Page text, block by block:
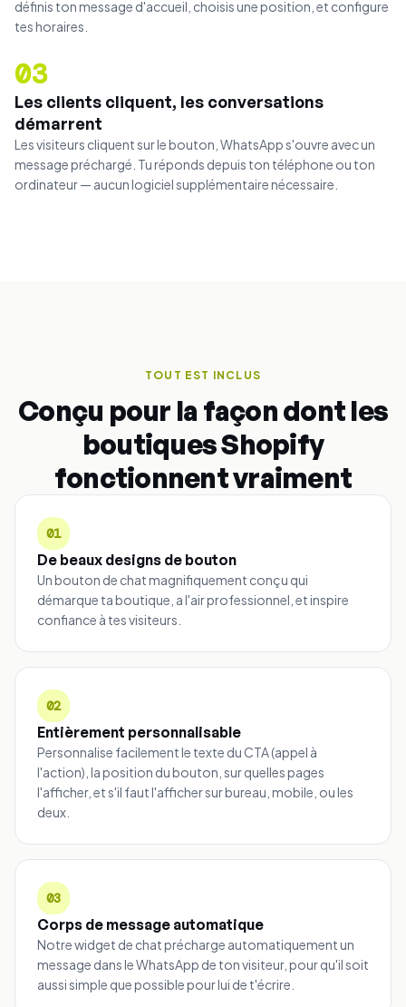
définis ton message d'accueil, choisis une position, et configure
tes horaires.
03
Les clients cliquent, les conversations
démarrent
Les visiteurs cliquent sur le bouton, WhatsApp s'ouvre avec un
message préchargé. Tu réponds depuis ton téléphone ou ton
ordinateur — aucun logiciel supplémentaire nécessaire.
TOUT EST INCLUS
Conçu pour la façon dont les
boutiques Shopify
fonctionnent vraiment
01
De beaux designs de bouton
Un bouton de chat magnifiquement conçu qui
démarque ta boutique, a l'air professionnel, et inspire
confiance à tes visiteurs.
02
Entièrement personnalisable
Personnalise facilement le texte du CTA (appel à
l'action), la position du bouton, sur quelles pages
l'afficher, et s'il faut l'afficher sur bureau, mobile, ou les
deux.
03
Corps de message automatique
Notre widget de chat précharge automatiquement un
message dans le WhatsApp de ton visiteur, pour qu'il soit
aussi simple que possible pour lui de t'écrire.